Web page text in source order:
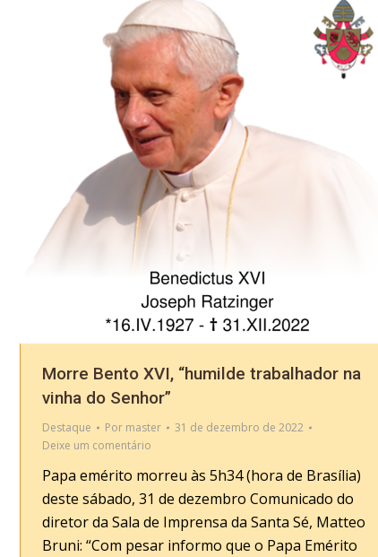
Morre Bento XVI, “humilde trabalhador na
vinha do Senhor”
Destaque Por master
31 de dezembro de 2022
Deixe um comentário
Papa emérito morreu às 5h34 (hora de Brasília)
deste sábado, 31 de dezembro Comunicado do
diretor da Sala de Imprensa da Santa Sé, Matteo
Bruni: “Com pesar informo que o Papa Emérito